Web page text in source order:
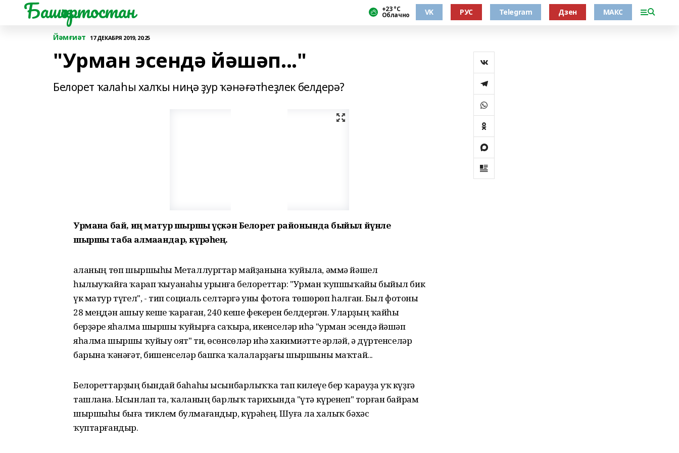
Башҡортостан +23 °С
Облачно VK РУС Telegram Дзен МАКС
Йәмғиәт 17 ДЕКАБРЯ 2019, 20:25
"Урман эсендә йәшәп..."
Белорет ҡалаһы халҡы ниңә ҙур ҡәнәғәтһеҙлек белдерә?
Урманға бай, иң матур шыршы үҫкән Белорет районында быйыл йүнле
шыршы таба алмағандар, күрәһең.
Ҡаланың төп шыршыһы Металлургтар майҙанына ҡуйыла, әммә йәшел
һылыуҡайға ҡарап ҡыуанаһы урынға белореттар: "Урман ҡупшыҡайы быйыл бик
үк матур түгел", - тип социаль селтәргә уны фотоға төшөрөп һалған. Был фотоны
28 меңдән ашыу кеше ҡараған, 240 кеше фекерен белдергән. Уларҙың ҡайһы
берҙәре яһалма шыршы ҡуйырға саҡыра, икенселәр иһә "урман эсендә йәшәп
яһалма шыршы ҡуйыу оят" ти, өсөнсөләр иһә хакимиәтте әрләй, ә дүртенселәр
барына ҡәнәғәт, бишенселәр башҡа ҡалаларҙағы шыршыны маҡтай...
Белореттарҙың бындай баһаһы ысынбарлыҡҡа тап килеүе бер ҡарауҙа уҡ күҙгә
ташлана. Ысынлап та, ҡаланың барлыҡ тарихында "үтә күренеп" торған байрам
шыршыһы быға тиклем булмағандыр, күрәһең. Шуға ла халыҡ бәхәс
ҡуптарғандыр.